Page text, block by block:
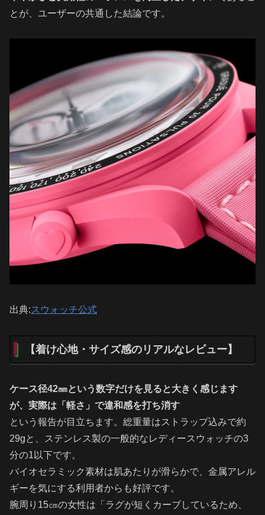
とが、ユーザーの共通した結論です。
出典:スウォッチ公式
【着け心地・サイズ感のリアルなレビュー】
ケース径42㎜という数字だけを見ると大きく感じます
が、実際は「軽さ」で違和感を打ち消す
という報告が目立ちます。総重量はストラップ込みで約
29gと、ステンレス製の一般的なレディースウォッチの3
分の1以下です。
バイオセラミック素材は肌あたりが滑らかで、金属アレル
ギーを気にする利用者からも好評です。
腕周り15㎝の女性は「ラグが短くカーブしているため、